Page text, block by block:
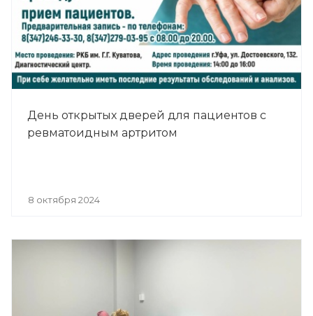
День открытых дверей для пациентов с
ревматоидным артритом
8 октября 2024